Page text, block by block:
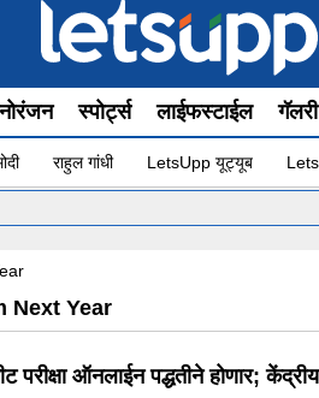
स्पोर्ट्स लाईफस्टाईल गॅलरी
राहुल गांधी LetsUpp यूट्यूब
Next Year
परीक्षा ऑनलाईन पद्धतीने होणार; केंद्रीय